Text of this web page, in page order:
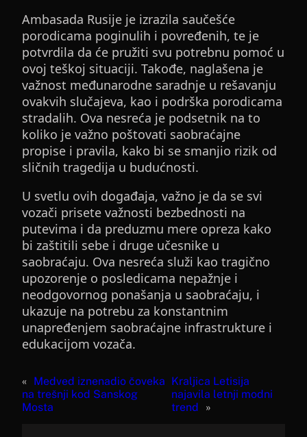
Ambasada Rusije je izrazila saučešće
porodicama poginulih i povređenih, te je
potvrdila da će pružiti svu potrebnu pomoć u
ovoj teškoj situaciji. Takođe, naglašena je
važnost međunarodne saradnje u rešavanju
ovakvih slučajeva, kao i podrška porodicama
stradalih. Ova nesreća je podsetnik na to
koliko je važno poštovati saobraćajne
propise i pravila, kako bi se smanjio rizik od
sličnih tragedija u budućnosti.
U svetlu ovih događaja, važno je da se svi
vozači prisete važnosti bezbednosti na
putevima i da preduzmu mere opreza kako
bi zaštitili sebe i druge učesnike u
saobraćaju. Ova nesreća služi kao tragično
upozorenje o posledicama nepažnje i
neodgovornog ponašanja u saobraćaju, i
ukazuje na potrebu za konstantnim
unapređenjem saobraćajne infrastrukture i
edukacijom vozača.
« Medved iznenadio čoveka
na trešnji kod Sanskog
Mosta
Kraljica Letisija
najavila letnji modni
trend
»